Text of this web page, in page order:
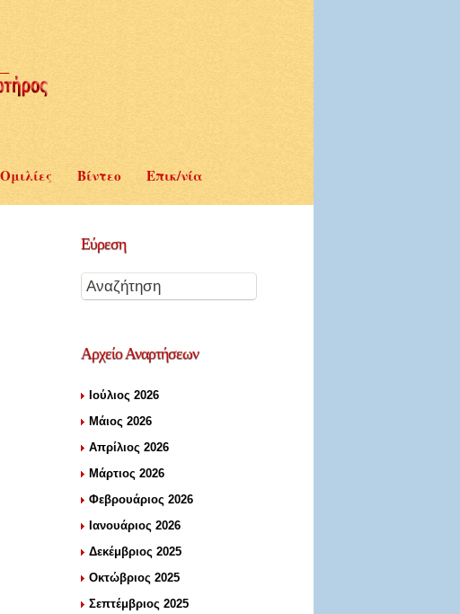
Ομιλίες Βίντεο Επικ/νία
Εύρεση
ΑρχείοΑναρτήσεων
Ιούλιος 2026
Μάιος 2026
Απρίλιος 2026
Μάρτιος 2026
Φεβρουάριος 2026
Ιανουάριος 2026
Δεκέμβριος 2025
Οκτώβριος 2025
Σεπτέμβριος 2025